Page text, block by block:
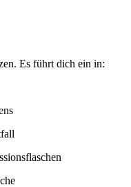
Es führt dich ein in: